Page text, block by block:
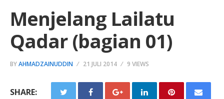
Menjelang Lailatu
Qadar (bagian 01)
BYAHMADZAINUDDIN 21 JULI 2014 9 VIEWS
SHARE: